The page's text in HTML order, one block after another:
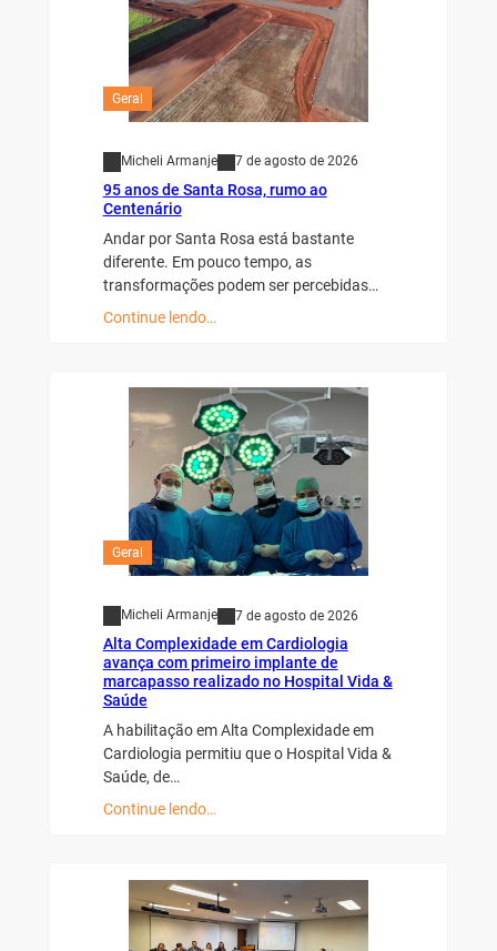
Geral
Micheli Armanje 7 de agosto de 2026
95 anos de Santa Rosa, rumo ao
Centenário
Andar por Santa Rosa está bastante
diferente. Em pouco tempo, as
transformações podem ser percebidas…
Continue lendo…
Geral
Micheli Armanje 7 de agosto de 2026
Alta Complexidade em Cardiologia
avança com primeiro implante de
marcapasso realizado no Hospital Vida &
Saúde
A habilitação em Alta Complexidade em
Cardiologia permitiu que o Hospital Vida &
Saúde, de…
Continue lendo…